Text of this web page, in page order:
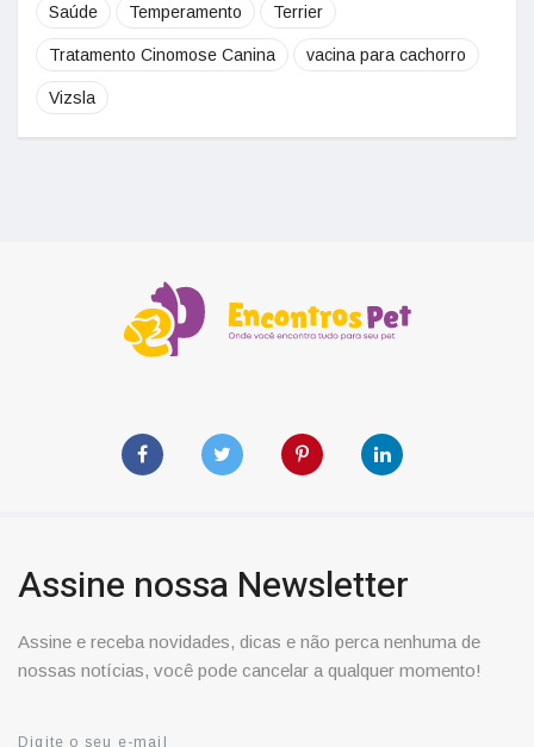
Saúde Temperamento Terrier
Tratamento Cinomose Canina vacina para cachorro
Vizsla
Assine nossa Newsletter
Assine e receba novidades, dicas e não perca nenhuma de
nossas notícias, você pode cancelar a qualquer momento!